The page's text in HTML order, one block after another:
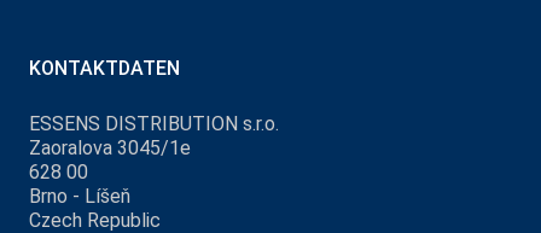
KONTAKTDATEN
ESSENS DISTRIBUTION s.r.o.
Zaoralova 3045/1e
628 00
Brno - Líšeň
Czech Republic